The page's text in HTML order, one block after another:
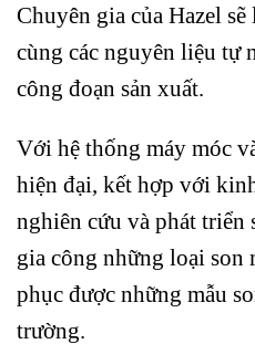
Chuyên gia của Hazel
cùng các nguyên liệu tự
công đoạn sản xuất.
Với hệ thống máy móc
hiện đại, kết hợp với
nghiên cứu và phát triển
gia công những loại son
phục được những mẫu
trường.